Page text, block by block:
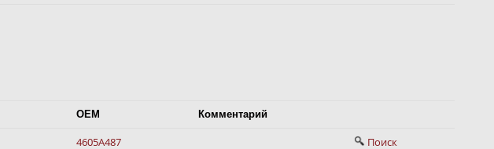
OEM Комментарий
4605A487
Поиск